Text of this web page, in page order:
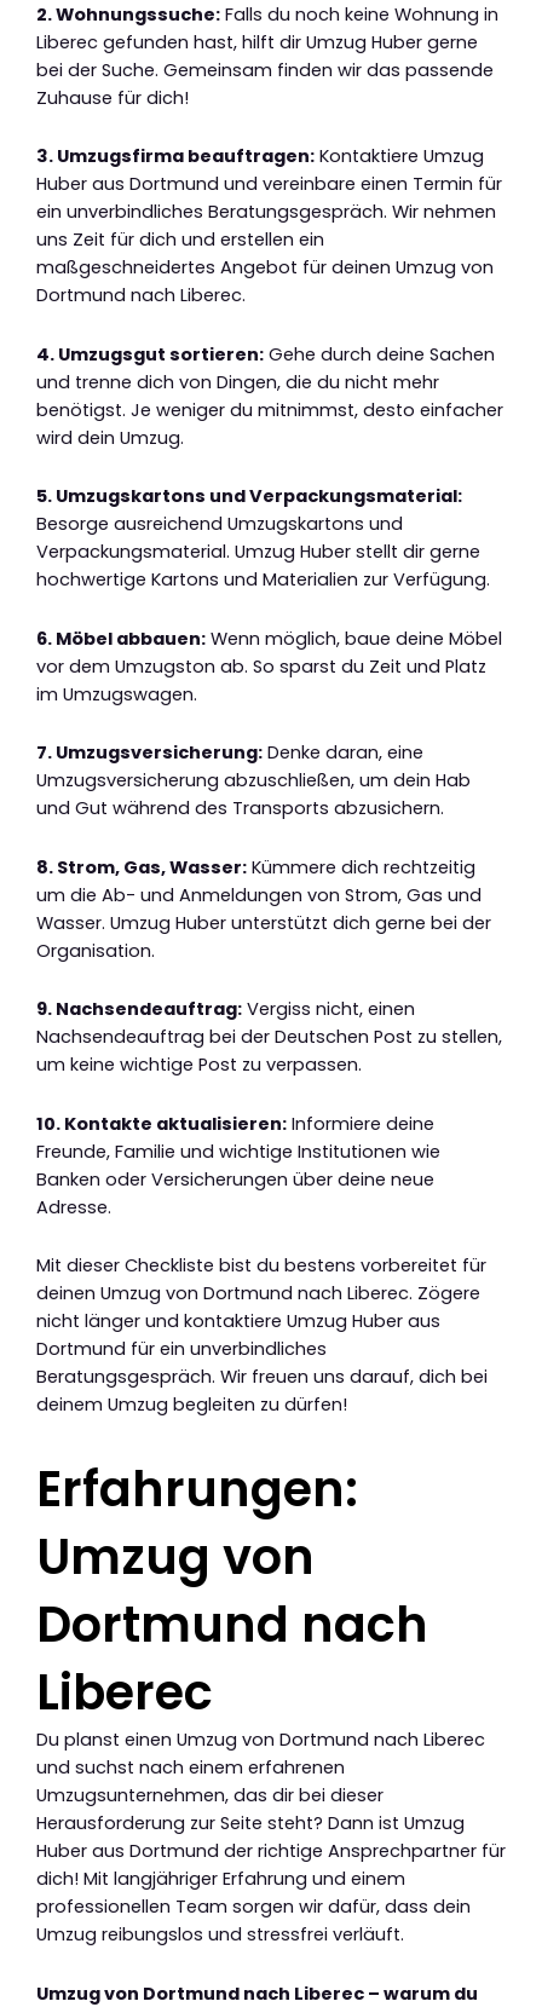
2. Wohnungssuche: Falls du noch keine Wohnung in
Liberec gefunden hast, hilft dir Umzug Huber gerne
bei der Suche. Gemeinsam finden wir das passende
Zuhause für dich!
3. Umzugsfirma beauftragen: Kontaktiere Umzug
Huber aus Dortmund und vereinbare einen Termin für
ein unverbindliches Beratungsgespräch. Wir nehmen
uns Zeit für dich und erstellen ein
maßgeschneidertes Angebot für deinen Umzug von
Dortmund nach Liberec.
4. Umzugsgut sortieren: Gehe durch deine Sachen
und trenne dich von Dingen, die du nicht mehr
benötigst. Je weniger du mitnimmst, desto einfacher
wird dein Umzug.
5. Umzugskartons und Verpackungsmaterial:
Besorge ausreichend Umzugskartons und
Verpackungsmaterial. Umzug Huber stellt dir gerne
hochwertige Kartons und Materialien zur Verfügung.
6. Möbel abbauen: Wenn möglich, baue deine Möbel
vor dem Umzugston ab. So sparst du Zeit und Platz
im Umzugswagen.
7. Umzugsversicherung: Denke daran, eine
Umzugsversicherung abzuschließen, um dein Hab
und Gut während des Transports abzusichern.
8. Strom, Gas, Wasser: Kümmere dich rechtzeitig
um die Ab- und Anmeldungen von Strom, Gas und
Wasser. Umzug Huber unterstützt dich gerne bei der
Organisation.
9. Nachsendeauftrag: Vergiss nicht, einen
Nachsendeauftrag bei der Deutschen Post zu stellen,
um keine wichtige Post zu verpassen.
10. Kontakte aktualisieren: Informiere deine
Freunde, Familie und wichtige Institutionen wie
Banken oder Versicherungen über deine neue
Adresse.
Mit dieser Checkliste bist du bestens vorbereitet für
deinen Umzug von Dortmund nach Liberec. Zögere
nicht länger und kontaktiere Umzug Huber aus
Dortmund für ein unverbindliches
Beratungsgespräch. Wir freuen uns darauf, dich bei
deinem Umzug begleiten zu dürfen!
Erfahrungen:
Umzug von
Dortmund nach
Liberec
Du planst einen Umzug von Dortmund nach Liberec
und suchst nach einem erfahrenen
Umzugsunternehmen, das dir bei dieser
Herausforderung zur Seite steht? Dann ist Umzug
Huber aus Dortmund der richtige Ansprechpartner für
dich! Mit langjähriger Erfahrung und einem
professionellen Team sorgen wir dafür, dass dein
Umzug reibungslos und stressfrei verläuft.
Umzug von Dortmund nach Liberec – warum du